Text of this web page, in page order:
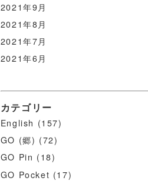
2021年9月
2021年8月
2021年7月
2021年6月
カテゴリー
English (157)
GO (郷) (72)
GO Pin (18)
GO Pocket (17)